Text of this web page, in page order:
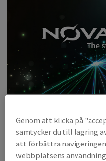
Novatech erbjuder ett av
FSC®- eller PEFC-
olika ytfinishar anpassade
Läs mer om Novatech
Genom att klicka på
samtycker du till lagring
att förbättra
webbplatsens